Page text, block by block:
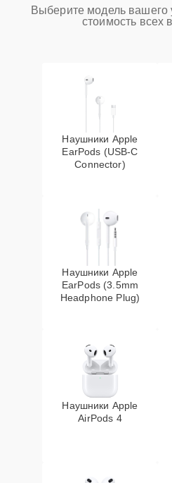
Выберите модель вашего
стоимость всех
Наушники Apple
EarPods (USB-C
Connector)
Наушники Apple
EarPods (3.5mm
Headphone Plug)
Наушники Apple
AirPods 4